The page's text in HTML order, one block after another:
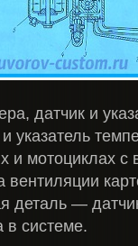
датчик и
указатель
и мотоциклах
деталь —
системе.